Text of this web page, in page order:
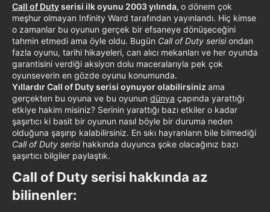
Call of Dutyserisi ilk oyunu 2003 yılında, o dönem çok
meşhur olmayan Infinity Ward tarafından yayınlandı. Hiç kimse
o zamanlar bu oyunun gerçek bir efsaneye dönüşeceğini
tahmin etmedi ama öyle oldu. Bugün Call of Duty serisiondan
fazla oyunu, tarihi hikayeleri, can alıcı mekanları ve her oyunda
garantisini verdiği aksiyon dolu maceralarıyla pek çok
oyunseverin en gözde oyunu konumunda.
Yıllardır Call of Duty serisi oynuyor olabilirsiniz ama
gerçekten bu oyuna ve bu oyunun dünya çapında yarattığı
etkiye hakim misiniz? Serinin yarattığı bazı etkiler o kadar
şaşırtıcı ki basit bir oyunun nasıl böyle bir duruma neden
olduğuna şaşırıp kalabilirsiniz. En sıkı hayranların bile bilmediği
Call of Duty serisi hakkında duyunca şoke olacağınız bazı
şaşırtıcı bilgiler paylaştık.
Call of Duty serisi hakkında az
bilinenler:​